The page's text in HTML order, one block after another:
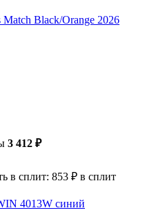
Match Black/Orange 2026
3 412 ₽
в сплит: 853 ₽ в сплит
4013W синий